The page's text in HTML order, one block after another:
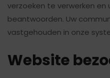
verzoeken te verwerken en
beantwoorden. Uw
vastgehouden in onze
Website